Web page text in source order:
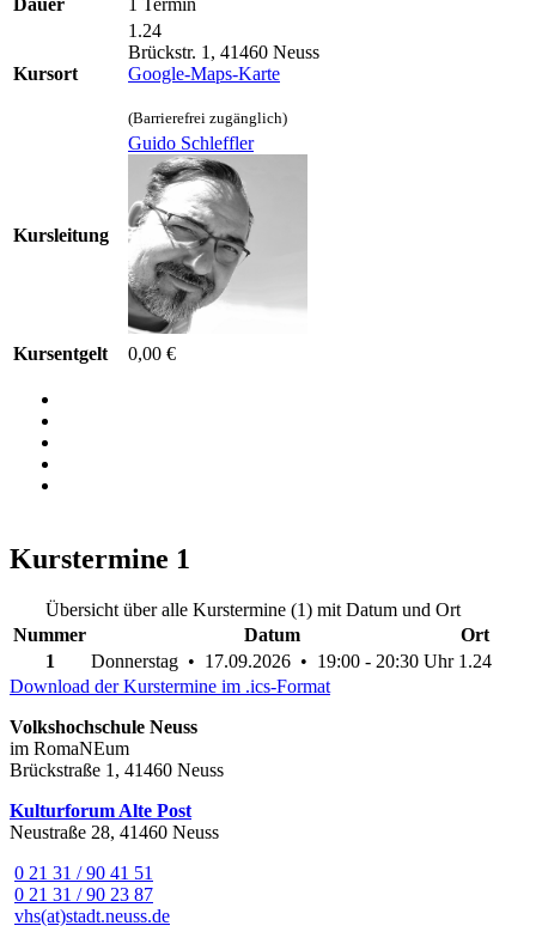
Kursort
1.24
Brückstr. 1, 41460 Neuss
Google-Maps-Karte
(Barrierefrei zugänglich)
Kursleitung
Guido Schleffler
Kursentgelt 0,00 €
Kurstermine 1
Übersicht über alle Kurstermine (1) mit Datum und Ort
Nummer
Datum
Ort
1
Donnerstag • 17.09.2026 • 19:00 - 20:30 Uhr 1.24
Download der Kurstermine im .ics-Format
Volkshochschule Neuss
im RomaNEum
Brückstraße 1, 41460 Neuss
Kulturforum Alte Post
Neustraße 28, 41460 Neuss
0 21 31 / 90 41 51
0 21 31 / 90 23 87
vhs(at)stadt.neuss.de